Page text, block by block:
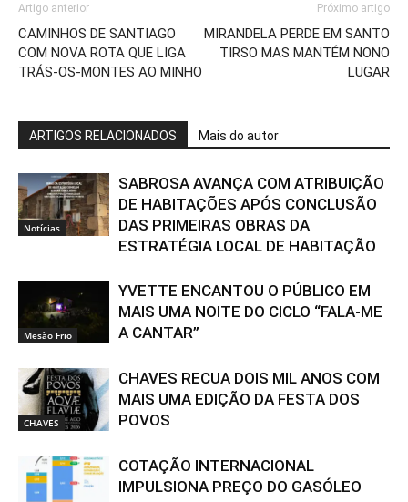
Artigo anterior
CAMINHOS DE SANTIAGO
COM NOVA ROTA QUE LIGA
TRÁS-OS-MONTES AO MINHO
Próximo artigo
MIRANDELA PERDE EM SANTO
TIRSO MAS MANTÉM NONO
LUGAR
ARTIGOS RELACIONADOS Mais do autor
Notícias
SABROSA AVANÇA COM ATRIBUIÇÃO
DE HABITAÇÕES APÓS CONCLUSÃO
DAS PRIMEIRAS OBRAS DA
ESTRATÉGIA LOCAL DE HABITAÇÃO
Mesão Frio
YVETTE ENCANTOU O PÚBLICO EM
MAIS UMA NOITE DO CICLO “FALA-ME
A CANTAR”
CHAVES
CHAVES RECUA DOIS MIL ANOS COM
MAIS UMA EDIÇÃO DA FESTA DOS
POVOS
COTAÇÃO INTERNACIONAL
IMPULSIONA PREÇO DO GASÓLEO